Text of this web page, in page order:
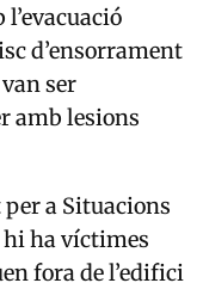
d’ensorrament
ser
amb lesions
per a Situacions
hi ha víctimes
fora de l’edifici